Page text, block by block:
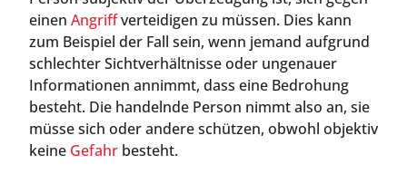
einen Angriffverteidigen zu müssen. Dies kann
zum Beispiel der Fall sein, wenn jemand aufgrund
schlechter Sichtverhältnisse oder ungenauer
Informationen annimmt, dass eine Bedrohung
besteht. Die handelnde Person nimmt also an, sie
müsse sich oder andere schützen, obwohl objektiv
keine Gefahr besteht.